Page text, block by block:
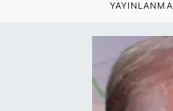
YAYINLANMA